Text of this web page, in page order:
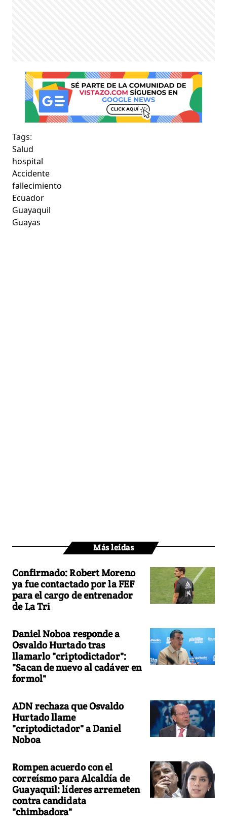
Tags:
Salud
hospital
Accidente
fallecimiento
Ecuador
Guayaquil
Guayas
Más leídas
Confirmado: Robert Moreno
ya fue contactado por la FEF
para el cargo de entrenador
de La Tri
Daniel Noboa responde a
Osvaldo Hurtado tras
llamarlo "criptodictador":
"Sacan de nuevo al cadáver en
formol"
ADN rechaza que Osvaldo
Hurtado llame
"criptodictador" a Daniel
Noboa
Rompen acuerdo con el
correísmo para Alcaldía de
Guayaquil: líderes arremeten
contra candidata
"chimbadora"